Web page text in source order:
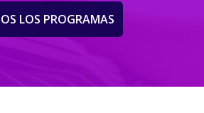
LOS PROGRAMAS